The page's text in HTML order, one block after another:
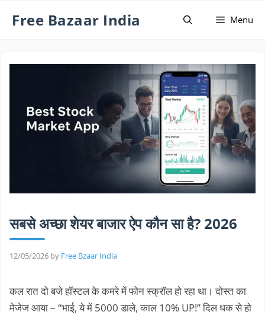
Free Bazaar India Menu
सबसे अच्छा शेयर बाजार ऐप कौन सा है? 2026
12/05/2026 by Free Bzaar India
कल रात दो बजे हॉस्टल के कमरे में फोन स्क्रॉल हो रहा था। दोस्त का
मेजेज आया – “भाई, ये में 5000 डाले, काल 10% UP!” दिल धक से हो